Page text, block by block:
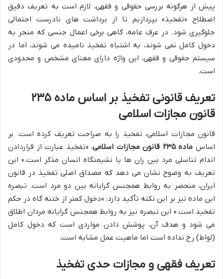
پیش از هرگونه بررسی حقوقی و فقهی، لازم است به تعریف دقیق
اصطلاح «تفخیذ» بپردازیم تا از برداشت های نادرست احتمالی
جلوگیری شود. در عرف عامه، گاهی برخی اعمال جنسی که منجر به
دخول کامل نمی شوند، به اشتباه تفخیذ نامیده می شوند، اما در
سیستم حقوقی و فقهی، این واژه دارای معنای مشخص و محدودی
است.
تعریف قانونی تفخیذ بر اساس ماده ۲۳۵
قانون مجازات اسلامی
قانون مجازات اسلامی، تفخیذ را به صراحت تعریف کرده است. بر
اساس ماده ۲۳۵ قانون مجازات اسلامی
، «تفخیذ عبارت از قراردادن
اندام تناسلی مرد بین ران ها یا نشیمنگاه انسان مذکر است.» این
تعریف به وضوح نشان می دهد که مصداق اصلی تفخیذ در قانون
ایران، منحصر به روابط همجنس گرایانه بین دو مرد است. تبصره
این ماده نیز بر این نکته تأکید دارد: «دخول کمتر از ختنه گاه در حکم
تفخیذ است.» این تبصره نیز به روابط همجنس گرایانه مردان اطلاق
می شود و هدف آن، پوشش دادن مواردی است که دخول کامل
(لواط) رخ نداده است اما ماهیت عمل مشابه است.
تعریف فقهی و مجازات حدی تفخیذ